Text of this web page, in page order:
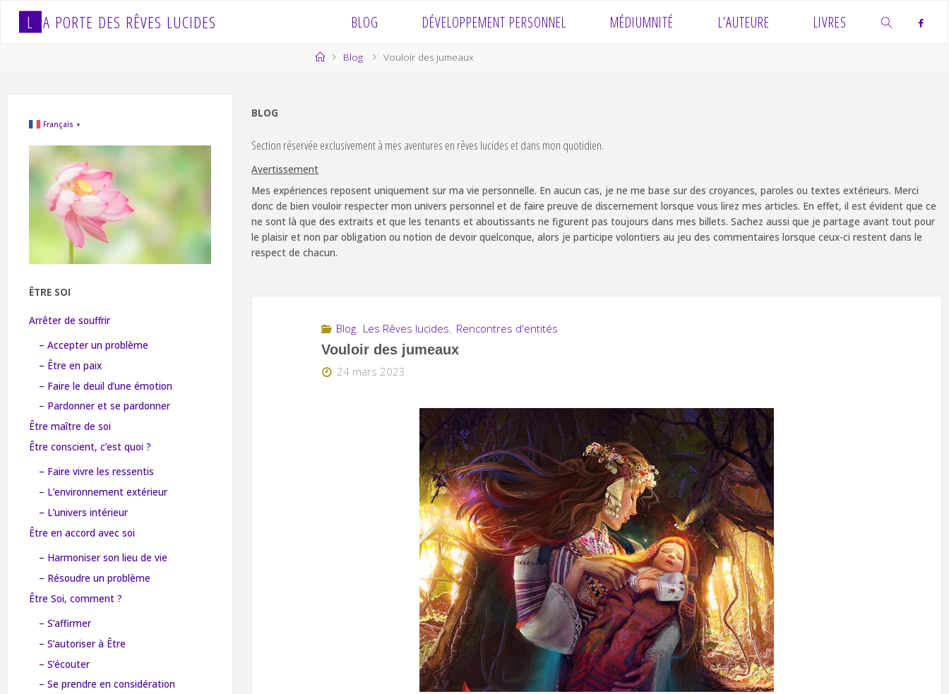
L A PORTE DES RÊVES LUCIDES BLOG DÉVELOPPEMENT PERSONNEL MÉDIUMNITÉ L’AUTEURE LIVRES
HomeBlog Vouloir des jumeaux
BLOG
Section réservée exclusivement à mes aventures en rêves lucides et dans mon quotidien.
Avertissement
Mes expériences reposent uniquement sur ma vie personnelle. En aucun cas, je ne me base sur des croyances, paroles ou textes extérieurs. Merci
donc de bien vouloir respecter mon univers personnel et de faire preuve de discernement lorsque vous lirez mes articles. En effet, il est évident que ce
ne sont là que des extraits et que les tenants et aboutissants ne figurent pas toujours dans mes billets. Sachez aussi que je partage avant tout pour
le plaisir et non par obligation ou notion de devoir quelconque, alors je participe volontiers au jeu des commentaires lorsque ceux-ci restent dans le
respect de chacun.
Blog, Les Rêves lucides, Rencontres d'entités
Vouloir des jumeaux
24 mars 2023
Français ▼
ÊTRE SOI
Arrêter de souffrir
– Accepter un problème
– Être en paix
– Faire le deuil d’une émotion
– Pardonner et se pardonner
Être maître de soi
Être conscient, c’est quoi ?
– Faire vivre les ressentis
– L’environnement extérieur
– L’univers intérieur
Être en accord avec soi
– Harmoniser son lieu de vie
– Résoudre un problème
Être Soi, comment ?
– S’affirmer
– S’autoriser à Être
– S’écouter
– Se prendre en considération